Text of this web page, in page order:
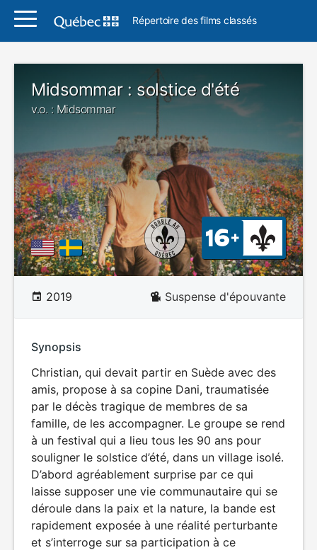
Répertoire des films classés
Midsommar : solstice d'été
v.o. : Midsommar
2019 Suspense d'épouvante
Synopsis
Christian, qui devait partir en Suède avec des
amis, propose à sa copine Dani, traumatisée
par le décès tragique de membres de sa
famille, de les accompagner. Le groupe se rend
à un festival qui a lieu tous les 90 ans pour
souligner le solstice d’été, dans un village isolé.
D’abord agréablement surprise par ce qui
laisse supposer une vie communautaire qui se
déroule dans la paix et la nature, la bande est
rapidement exposée à une réalité perturbante
et s’interroge sur sa participation à ce